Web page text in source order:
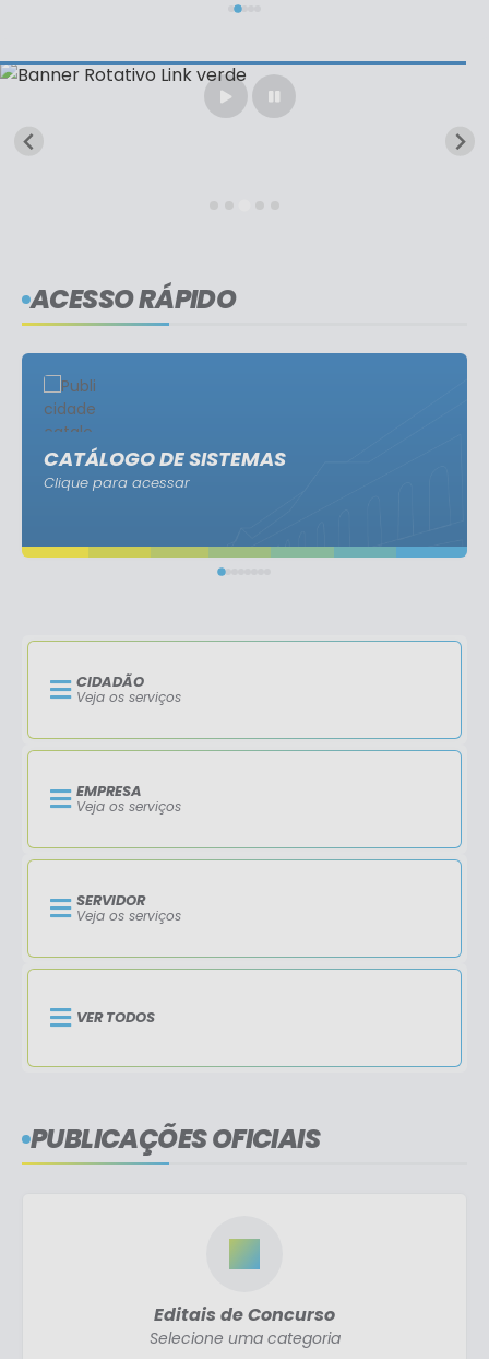
ACESSO RÁPIDO
CATÁLOGO DE SISTEMAS
Clique para acessar
CIDADÃO
Veja os serviços
EMPRESA
Veja os serviços
SERVIDOR
Veja os serviços
VER TODOS
PUBLICAÇÕES OFICIAIS
Editais de Concurso
Selecione uma categoria